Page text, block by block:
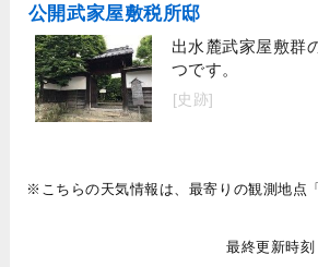
公開武家屋敷税所邸
出水麓武家屋敷群
つです。
[史跡]
※こちらの天気情報は、最寄りの観測地点
最終更新時